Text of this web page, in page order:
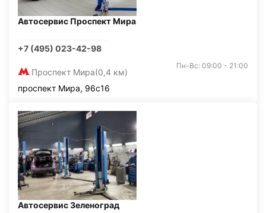
Автосервис Проспект Мира
+7 (495) 023-42-98
Проспект Мира(0,4 км)
Пн-Вс: 09:00 - 21:00
проспект Мира, 96с16
Автосервис Зеленоград